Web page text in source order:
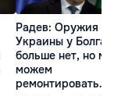
Радев: Оружия
Украины у
больше нет, но мы
можем
ремонтировать